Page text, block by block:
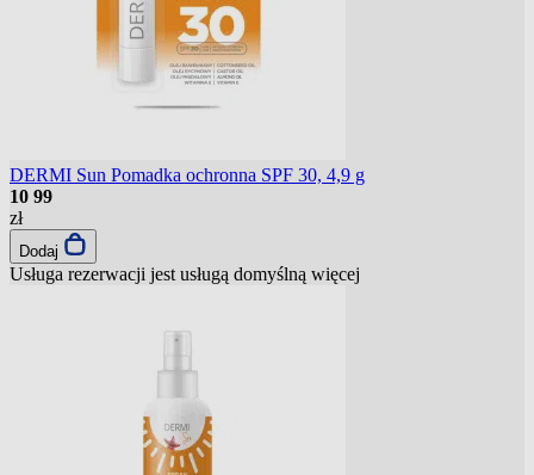
DERMI Sun Pomadka ochronna SPF 30, 4,9 g
10 99
zł
Dodaj
Usługa rezerwacji jest usługą domyślną więcej